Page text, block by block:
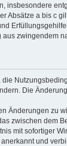
insbesondere
Absätze a bis c
aus zwingendem
die
Die
Änderungen zu
zwischen dem
mit sofortiger
und